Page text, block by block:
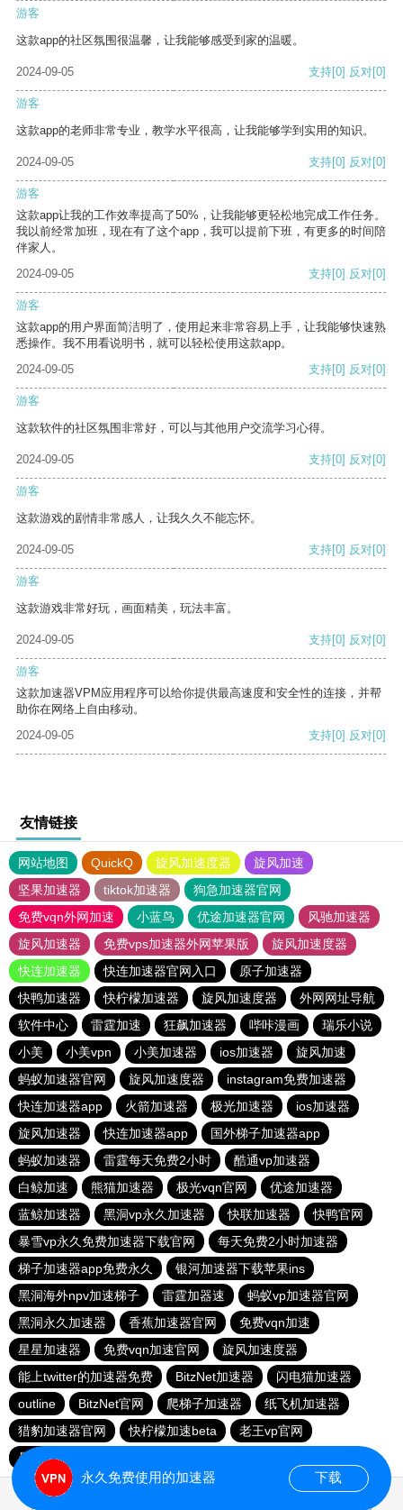
游客
这款app的社区氛围很温馨，让我能够感受到家的温暖。
2024-09-05 支持[0] 反对[0]
游客
这款app的老师非常专业，教学水平很高，让我能够学到实用的知识。
2024-09-05 支持[0] 反对[0]
游客
这款app让我的工作效率提高了50%，让我能够更轻松地完成工作任务。
我以前经常加班，现在有了这个app，我可以提前下班，有更多的时间陪
伴家人。
2024-09-05
支持[0] 反对[0]
游客
这款app的用户界面简洁明了，使用起来非常容易上手，让我能够快速熟
悉操作。我不用看说明书，就可以轻松使用这款app。
2024-09-05
支持[0] 反对[0]
游客
这款软件的社区氛围非常好，可以与其他用户交流学习心得。
2024-09-05 支持[0] 反对[0]
游客
这款游戏的剧情非常感人，让我久久不能忘怀。
2024-09-05 支持[0] 反对[0]
游客
这款游戏非常好玩，画面精美，玩法丰富。
2024-09-05 支持[0] 反对[0]
游客
这款加速器VPM应用程序可以给你提供最高速度和安全性的连接，并帮
助你在网络上自由移动。
2024-09-05
支持[0] 反对[0]
友情链接
网站地图 QuickQ 旋风加速度器
旋风加速
坚果加速器
tiktok加速器
狗急加速器官网
免费vqn外网加速
小蓝鸟 优途加速器官网
风驰加速器
旋风加速器
免费vps加速器外网苹果版
旋风加速度器
快连加速器
快连加速器官网入口
原子加速器
快鸭加速器
快柠檬加速器 旋风加速度器
外网网址导航
软件中心
雷霆加速 狂飙加速器 哔咔漫画
瑞乐小说
小美
小美vpn 小美加速器 ios加速器
旋风加速
蚂蚁加速器官网
旋风加速度器
instagram免费加速器
快连加速器app
火箭加速器 极光加速器
ios加速器
旋风加速器
快连加速器app
国外梯子加速器app
蚂蚁加速器
雷霆每天免费2小时
酷通vp加速器
白鲸加速
熊猫加速器 极光vqn官网
优途加速器
蓝鲸加速器
黑洞vp永久加速器 快联加速器
快鸭官网
暴雪vp永久免费加速器下载官网
每天免费2小时加速器
梯子加速器app免费永久
银河加速器下载苹果ins
黑洞海外npv加速梯子
雷霆加器速
蚂蚁vp加速器官网
黑洞永久加速器
香蕉加速器官网
免费vqn加速
星星加速器
免费vqn加速官网
旋风加速度器
能上twitter的加速器免费
BitzNet加速器
闪电猫加速器
outline
BitzNet官网 爬梯子加速器
纸飞机加速器
猎豹加速器官网
快柠檬加速beta
老王vp官网
暴雪vp永久免费加速器下载官网
永久免费使用的加速器 下载